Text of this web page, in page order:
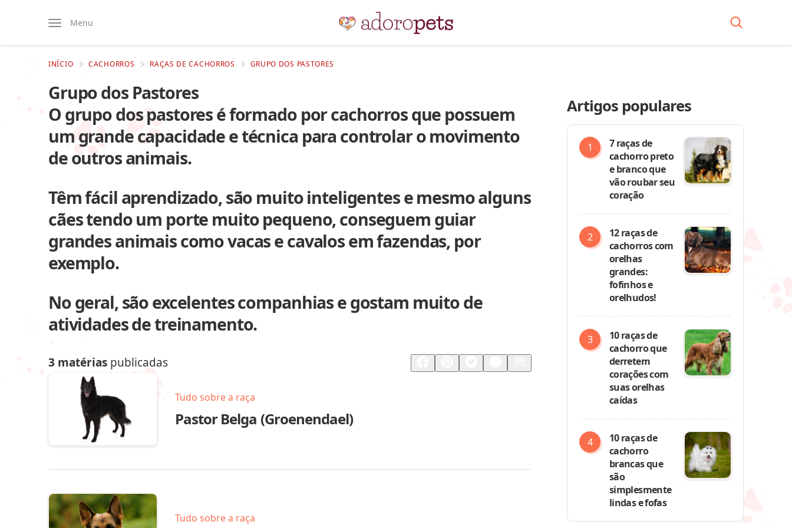
Menu
INÍCIO CACHORROS RAÇAS DE CACHORROS GRUPO DOS PASTORES
Grupo dos Pastores
O grupo dos pastores é formado por cachorros que possuem
um grande capacidade e técnica para controlar o movimento
de outros animais.
Têm fácil aprendizado, são muito inteligentes e mesmo alguns
cães tendo um porte muito pequeno, conseguem guiar
grandes animais como vacas e cavalos em fazendas, por
exemplo.
No geral, são excelentes companhias e gostam muito de
atividades de treinamento.
3 matérias publicadas
Compartilhar
Salvar
Tudo sobre a raça
Pastor Belga (Groenendael)
Tudo sobre a raça
Artigos populares
7 raças de
cachorro preto
e branco que
vão roubar seu
coração
12 raças de
cachorros com
orelhas
grandes:
fofinhos e
orelhudos!
10 raças de
cachorro que
derretem
corações com
suas orelhas
caídas
10 raças de
cachorro
brancas que
são
simplesmente
lindas e fofas